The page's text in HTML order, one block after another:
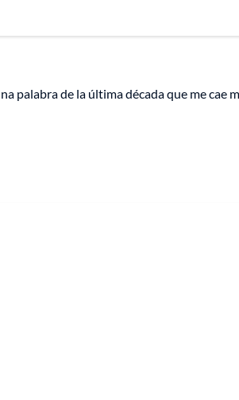
palabra de la última década que me cae